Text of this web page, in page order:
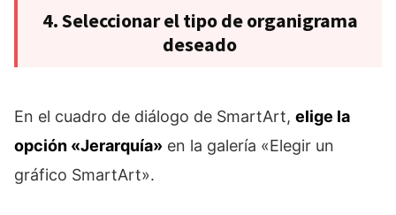
4. Seleccionar el tipo de organigrama
deseado
En el cuadro de diálogo de SmartArt, elige la
opción «Jerarquía» en la galería «Elegir un
gráfico SmartArt».